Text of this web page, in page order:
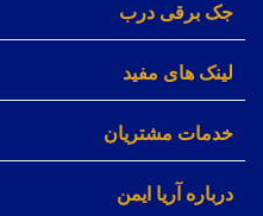
جک برقی درب
لینک های مفید
خدمات مشتریان
درباره آریا ایمن